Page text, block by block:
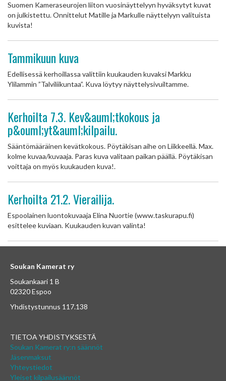
Suomen Kameraseurojen liiton vuosinäyttelyyn hyväksytyt kuvat
on julkistettu. Onnittelut Matille ja Markulle näyttelyyn valituista
kuvista!
Tammikuun kuva
Edellisessä kerhoillassa valittiin kuukauden kuvaksi Markku
Ylilammin ”Talviliikuntaa”. Kuva löytyy näyttelysivuiltamme.
Kerhoilta 7.3. Kev&auml;tkokous ja
p&ouml;yt&auml;kilpailu.
Sääntömääräinen kevätkokous. Pöytäkisan aihe on Liikkeellä. Max.
kolme kuvaa/kuvaaja. Paras kuva valitaan paikan päällä. Pöytäkisan
voittaja on myös kuukauden kuva!.
Kerhoilta 21.2. Vierailija.
Espoolainen luontokuvaaja Elina Nuortie (www.taskurapu.fi)
esittelee kuviaan. Kuukauden kuvan valinta!
Soukan Kamerat ry
Soukankaari 1 B
02320 Espoo
Yhdistystunnus 117.138
TIETOA YHDISTYKSESTÄ
Soukan Kamerat ry:n säännöt
Jäsenmaksut
Yhteystiedot
Yleiset kilpailusäännöt